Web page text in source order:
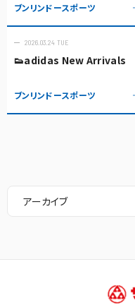
ブンリンドースポーツ
2026.03.24 TUE
👟adidas New Arrivals
ブンリンドースポーツ
アーカイブ